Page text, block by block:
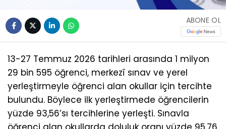
ABONE OL
13-27 Temmuz 2026 tarihleri arasında 1 milyon
29 bin 595 öğrenci, merkezî sınav ve yerel
yerleştirmeyle öğrenci alan okullar için tercihte
bulundu. Böylece ilk yerleştirmede öğrencilerin
yüzde 93,56’sı tercihlerine yerleşti. Sınavla